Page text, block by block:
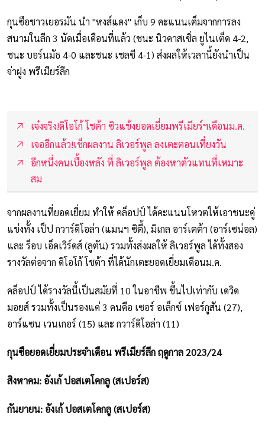
กุนซือชาวเยอรมัน นำ "หงส์แดง" เก็บ 9 คะแนนเต็มจากการลง
สนามในลีก 3 นัดเมื่อเดือนที่แล้ว (ชนะ นิวคาสเซิ่ล ยูไนเต็ด 4-2,
ชนะ บอร์นมัธ 4-0 และชนะ เชลซี 4-1) ส่งผลให้เวลานี้ยังนำเป็น
จ่าฝูง พรีเมียร์ลีก
เจ๋งจริง!ดิโอโก้ โชต้า ซิวแข้งยอดเยี่ยมพรีเมียร์ฯเดือนม.ค.
เจออีกแล้ว!เช็กผลงาน ลิเวอร์พูล ลงเตะตอนเที่ยงวัน
อีกหนึ่งคนเบื้องหลัง ที่ ลิเวอร์พูล ต้องหาตัวแทนที่เหมาะ
สม
จากผลงานที่ยอดเยี่ยม ทำให้ คล็อปป์ ได้คะแนนโหวตให้เอาชนะคู่
แข่งทั้ง เป็ป กวาร์ดิโอล่า (แมนฯ ซิตี้), มิเกล อาร์เตต้า (อาร์เซน่อล)
และ ร็อบ เอ็ดเวิร์ดส์ (ลูตัน) รวมทั้งส่งผลให้ ลิเวอร์พูล ได้ทั้งสอง
รางวัลต่อจาก ดิโอโก้ โชต้า ที่ได้นักเตะยอดเยี่ยมเดือนม.ค.
คล็อปป์ ได้รางวัลนี้เป็นสมัยที่ 10 ในอาชีพ ขึ้นไปเท่ากับ เดวิด
มอยส์ รวมทั้งเป็นรองแค่ 3 คนคือ เซอร์ อเล็กซ์ เฟอร์กูสัน (27),
อาร์แซน เวนเกอร์ (15) และ กวาร์ดิโอล่า (11)
กุนซือยอดเยี่ยมประจำเดือน พรีเมียร์ลีก ฤดูกาล 2023/24
สิงหาคม: อังเก้ ปอสเตโคกลู (สเปอร์ส)
กันยายน: อังเก้ ปอสเตโคกลู (สเปอร์ส)